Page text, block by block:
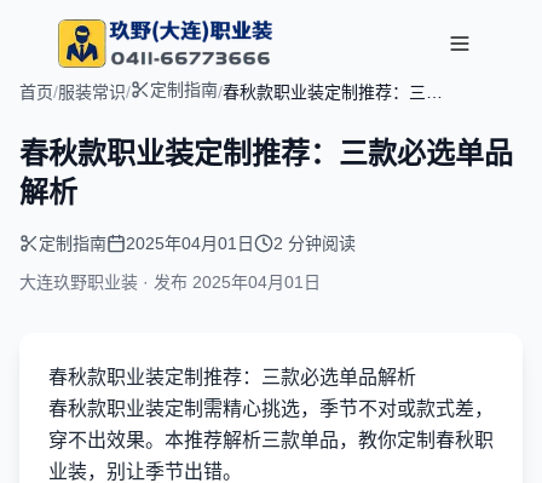
首页/服装常识/ 定制指南/春秋款职业装定制推荐：三款
春秋款职业装定制推荐：三款必选单品
解析
定制指南 2025年04月01日
2 分钟阅读
大连玖野职业装 · 发布 2025年04月01日
春秋款职业装定制推荐：三款必选单品解析
春秋款职业装定制需精心挑选，季节不对或款式差，
穿不出效果。本推荐解析三款单品，教你定制春秋职
业装，别让季节出错。